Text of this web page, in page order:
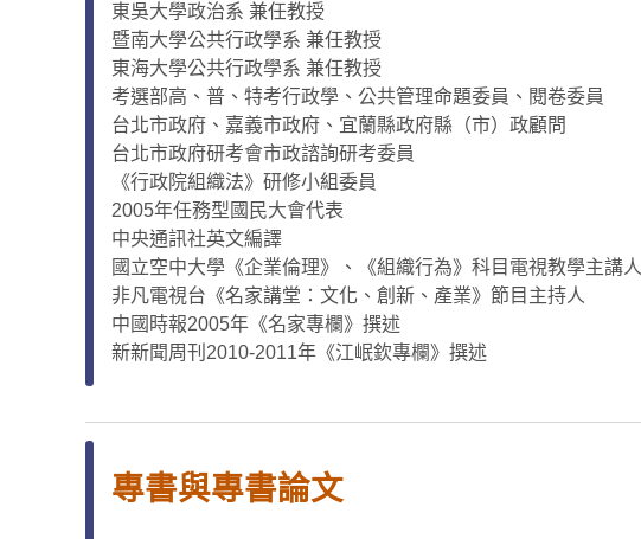
東吳大學政治系 兼任教授
暨南大學公共行政學系 兼任教授
東海大學公共行政學系 兼任教授
考選部高、普、特考行政學、公共管理命題委員、閱卷委員
台北市政府、嘉義市政府、宜蘭縣政府縣（市）政顧問
台北市政府研考會市政諮詢研考委員
《行政院組織法》研修小組委員
2005年任務型國民大會代表
中央通訊社英文編譯
國立空中大學《企業倫理》、《組織行為》科目電視教學主講人
非凡電視台《名家講堂：文化、創新、產業》節目主持人
中國時報2005年《名家專欄》撰述
新新聞周刊2010-2011年《江岷欽專欄》撰述
專書與專書論文